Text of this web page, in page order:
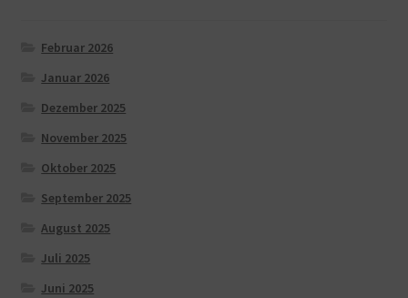
Februar 2026
Januar 2026
Dezember 2025
November 2025
Oktober 2025
September 2025
August 2025
Juli 2025
Juni 2025